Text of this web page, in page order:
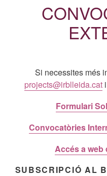
Si necessites més
projects@irblleida.cat i
Formulari
Convocatòries
Accés a
SUBSCRIPCIÓ AL